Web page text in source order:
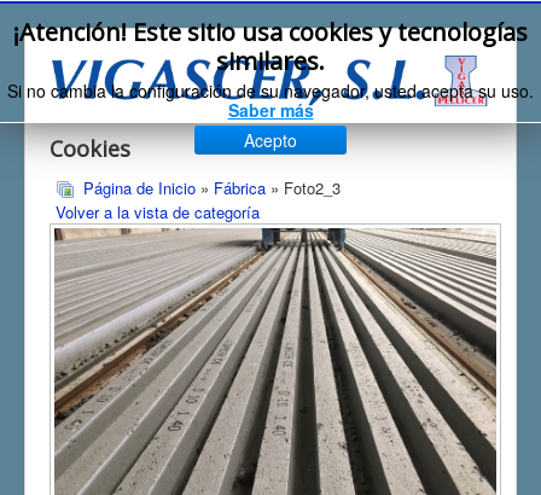
Cookies
¡Atención! Este sitio usa cookies y tecnologías
similares.
Si no cambia la configuración de su navegador, usted acepta su uso.
Saber más
Acepto
Página de Inicio » Fábrica » Foto2_3
Volver a la vista de categoría